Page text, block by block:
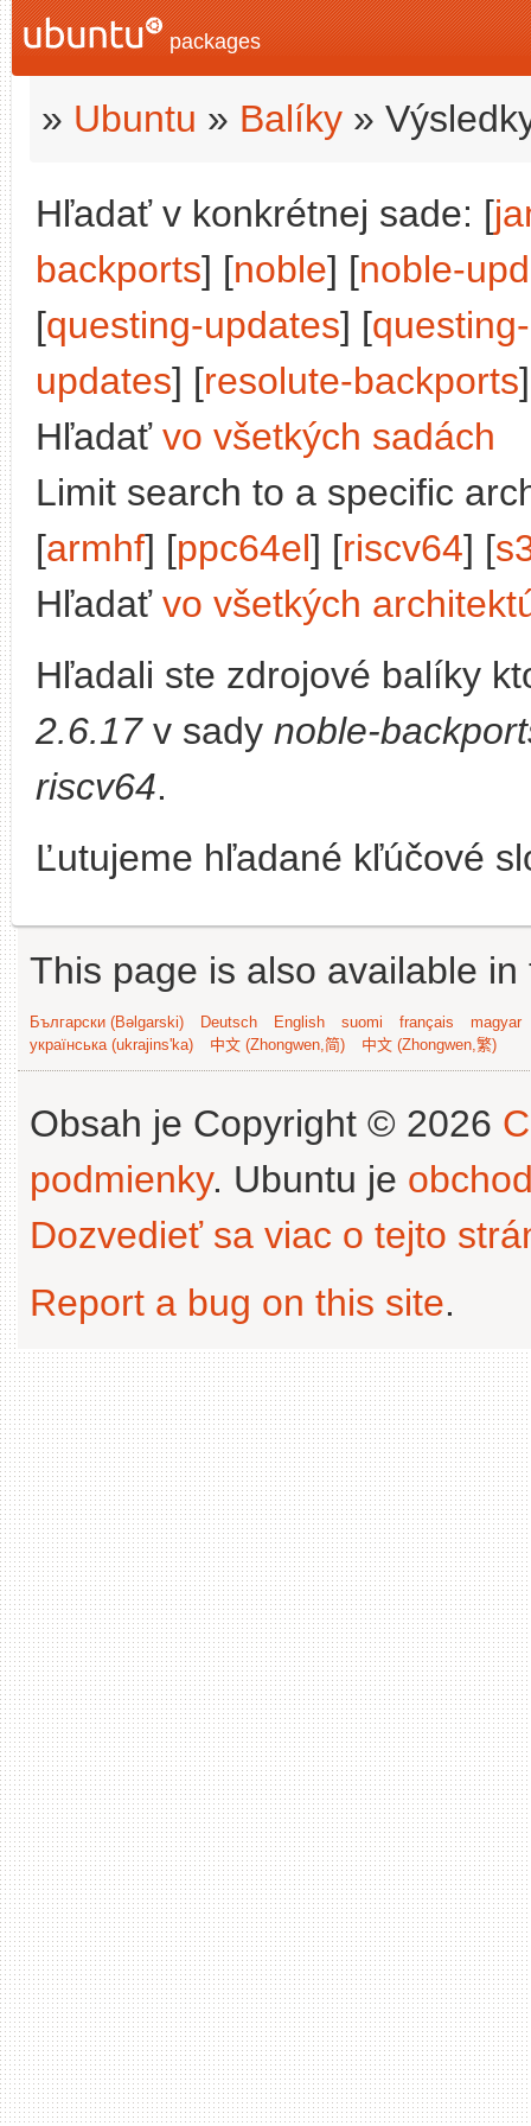
packages
» Ubuntu » Balíky »
Hľadať v konkrétnej sade: [
backports] [noble] [noble-
[questing-updates] [
updates] [resolute-backports
Hľadať vo všetkých sadách
Limit search to a specific
[armhf] [ppc64el] [riscv64] [
Hľadať vo všetkých
Hľadali ste zdrojové balíky
2.6.17v sady noble-
riscv64.
Ľutujeme hľadané kľúčové
This page is also available
Български (Bəlgarski) Deutsch English suomi français
magyar
українська (ukrajins'ka)
中文 (Zhongwen,简) 中文 (Zhongwen,繁)
Obsah je Copyright © 2026
podmienky. Ubuntu je
Dozvedieť sa viac o tejto
Report a bug on this site.